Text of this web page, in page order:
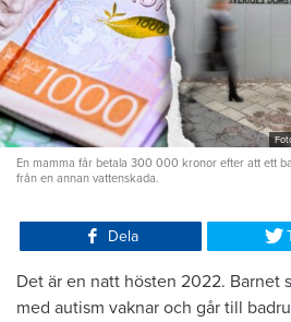
En mamma får betala 300 000 kronor efter att ett
från en annan vattenskada.
Dela
Det är en natt hösten 2022. Barnet
med autism vaknar och går till